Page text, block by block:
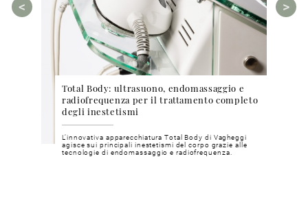
Total Body: ultrasuono, endomassaggio e
radiofrequenza per il trattamento completo
degli inestetismi
L’innovativa apparecchiatura Total Body di Vagheggi
agisce sui principali inestetismi del corpo grazie alle
tecnologie di endomassaggio e radiofrequenza.